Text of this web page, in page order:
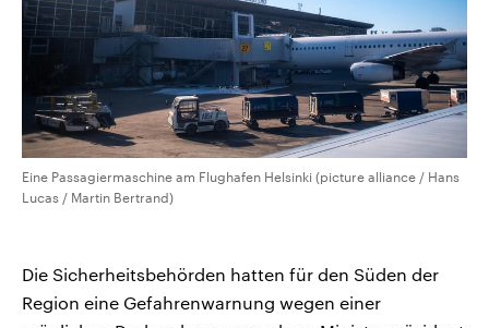
Eine Passagiermaschine am Flughafen Helsinki (picture alliance / Hans
Lucas / Martin Bertrand)
Die Sicherheitsbehörden hatten für den Süden der
Region eine Gefahrenwarnung wegen einer